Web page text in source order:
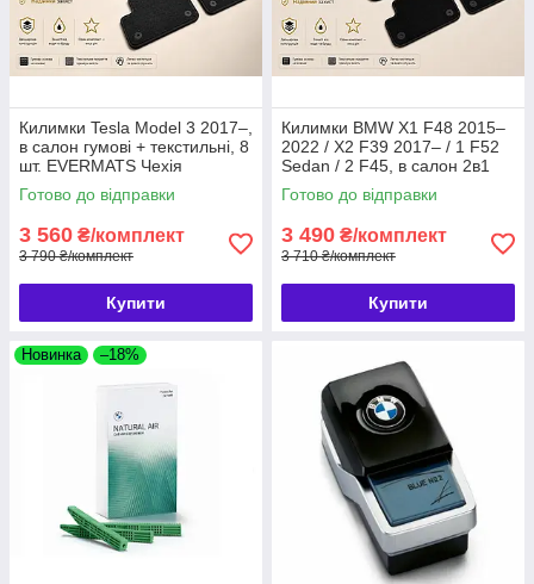
Килимки Tesla Model 3 2017–,
в салон гумові + текстильні, 8
шт. EVERMATS Чехія
(PT223004)
Готово до відправки
3 560 ₴/комплект
3 790 ₴/комплект
Купити
Килимки BMW X1 F48 2015–
2022 / X2 F39 2017– / 1 F52
Sedan / 2 F45, в салон 2в1
гумові + текстильні, 8 шт.
EVERMATS (PT220427FL)
Готово до відправки
3 490 ₴/комплект
3 710 ₴/комплект
Купити
Новинка –18%